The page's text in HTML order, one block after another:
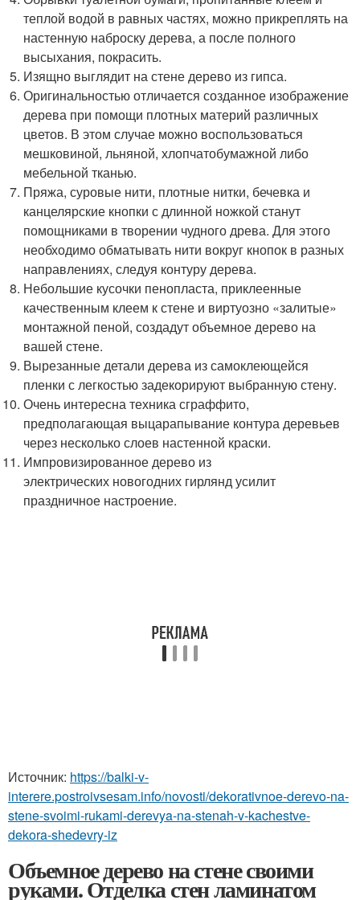
теплой водой в равных частях, можно прикреплять на
настенную наброску дерева, а после полного
высыхания, покрасить.
Изящно выглядит на стене дерево из гипса.
Оригинальностью отличается созданное изображение
дерева при помощи плотных материй различных
цветов. В этом случае можно воспользоваться
мешковиной, льняной, хлопчатобумажной либо
мебельной тканью.
Пряжа, суровые нити, плотные нитки, бечевка и
канцелярские кнопки с длинной ножкой станут
помощниками в творении чудного древа. Для этого
необходимо обматывать нити вокруг кнопок в разных
направлениях, следуя контуру дерева.
Небольшие кусочки пенопласта, приклеенные
качественным клеем к стене и виртуозно «залитые»
монтажной пеной, создадут объемное дерево на
вашей стене.
Вырезанные детали дерева из самоклеющейся
пленки с легкостью задекорируют выбранную стену.
Очень интересна техника сграффито,
предполагающая выцарапывание контура деревьев
через несколько слоев настенной краски.
Импровизированное дерево из
электрических новогодних гирлянд усилит
праздничное настроение.
Источник: https://balki-v-
interere.postroivsesam.info/novosti/dekorativnoe-derevo-na-
stene-svoimi-rukami-derevya-na-stenah-v-kachestve-
dekora-shedevry-iz
Объемное дерево на стене своими
руками. Отделка стен ламинатом